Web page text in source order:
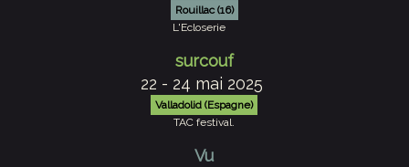
Rouillac (16)
surcouf
22 - 24 mai 2025
Valladolid (Espagne)
TAC festival.
Vu